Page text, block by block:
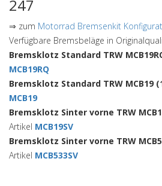
247
⇒ zum Motorrad Bremsenkit
Verfügbare Bremsbeläge in
Bremsklotz Standard TRW
MCB19RQ
Bremsklotz Standard TRW MCB19
MCB19
Bremsklotz Sinter vorne TRW
Artikel MCB19SV
Bremsklotz Sinter vorne TRW
Artikel MCB533SV